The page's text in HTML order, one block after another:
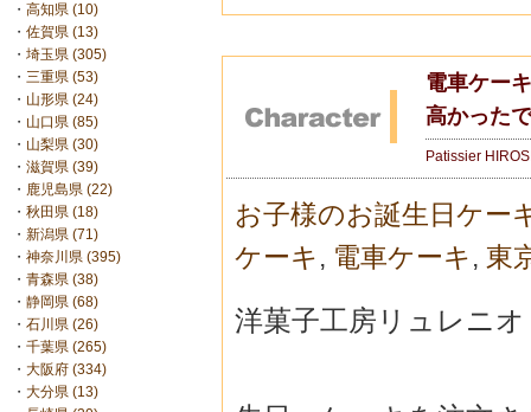
・ 高知県 (10)
・ 佐賀県 (13)
・ 埼玉県 (305)
・ 三重県 (53)
・ 山形県 (24)
・ 山口県 (85)
・ 山梨県 (30)
・ 滋賀県 (39)
・ 鹿児島県 (22)
・ 秋田県 (18)
・ 新潟県 (71)
・ 神奈川県 (395)
・ 青森県 (38)
・ 静岡県 (68)
・ 石川県 (26)
・ 千葉県 (265)
・ 大阪府 (334)
・ 大分県 (13)
電車ケー
高かった
Patissier
お子様のお誕生日ケー
ケーキ , 電車ケーキ , 東
洋菓子工房リュレニ